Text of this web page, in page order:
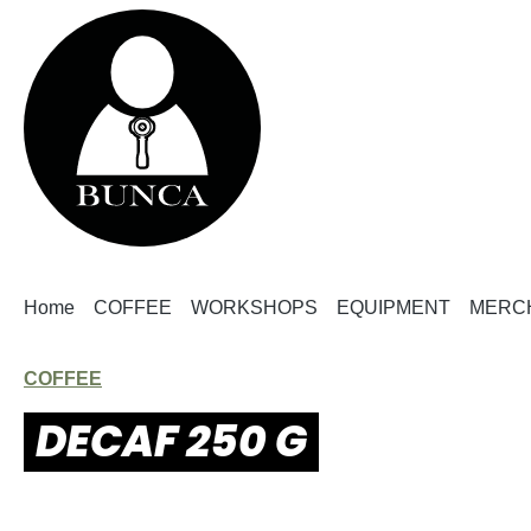
Zur Hauptnavigation springen
Home COFFEE WORKSHOPS EQUIPMENT
COFFEE
DECAF 250 G